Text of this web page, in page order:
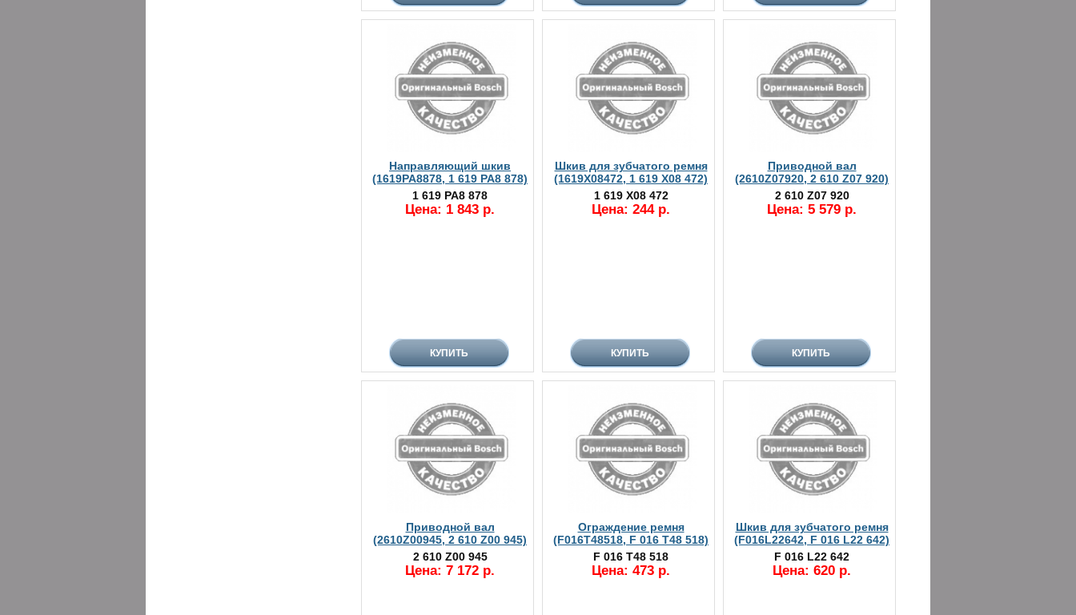
Направляющий шкив
(1619PA8878, 1 619 PA8 878)
1 619 PA8 878
Цена: 1 843 р.
Шкив для зубчатого ремня
(1619X08472, 1 619 X08 472)
1 619 X08 472
Цена: 244 р.
Приводной вал
(2610Z07920, 2 610 Z07 920)
2 610 Z07 920
Цена: 5 579 р.
Приводной вал
(2610Z00945, 2 610 Z00 945)
2 610 Z00 945
Цена: 7 172 р.
Ограждение ремня
(F016T48518, F 016 T48 518)
F 016 T48 518
Цена: 473 р.
Шкив для зубчатого ремня
(F016L22642, F 016 L22 642)
F 016 L22 642
Цена: 620 р.